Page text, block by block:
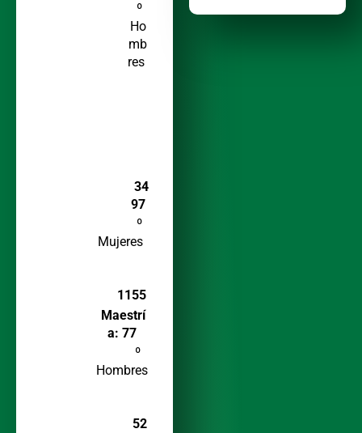
º
Ho
mb
res
34
97
º
Mujeres
1155
Maestrí
a: 77
º
Hombres
52